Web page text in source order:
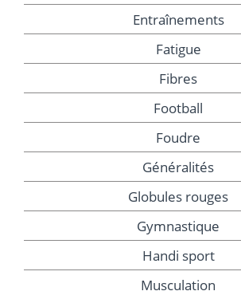
Entraînements
Fatigue
Fibres
Football
Foudre
Généralités
Globules rouges
Gymnastique
Handi sport
Musculation